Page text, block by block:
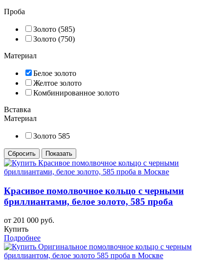
Проба
Золото (585)
Золото (750)
Материал
Белое золото
Желтое золото
Комбинированное золото
Вставка
Материал
Золото 585
Красивое помолвочное кольцо с черными
бриллиантами, белое золото, 585 проба
от 201 000 руб.
Купить
Подробнее